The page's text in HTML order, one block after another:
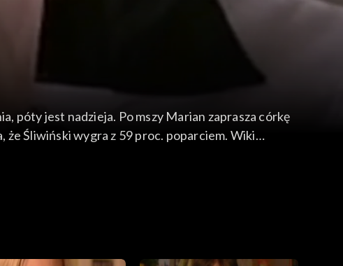
póty jest nadzieja. Po mszy Marian zaprasza córkę
Śliwiński wygra z 59 proc. poparciem. Wiki
tury. Chce zając się czarnym PR-em wobec